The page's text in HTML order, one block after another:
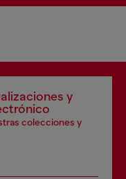
y
colecciones y